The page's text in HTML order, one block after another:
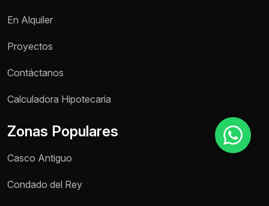
En Alquiler
Proyectos
Contáctanos
Calculadora Hipotecaria
Zonas Populares
Casco Antiguo
Condado del Rey